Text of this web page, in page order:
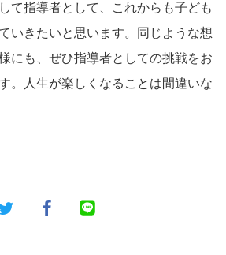
て指導者として、これからも子ども
いきたいと思います。同じような想
にも、ぜひ指導者としての挑戦をお
。人生が楽しくなることは間違いな